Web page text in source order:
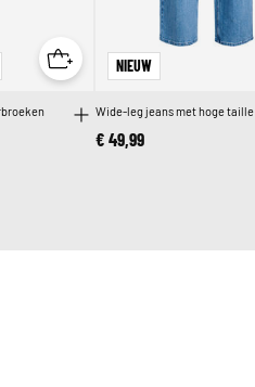
NIEUW
Wide-leg jeans met hoge taille
€ 49,99